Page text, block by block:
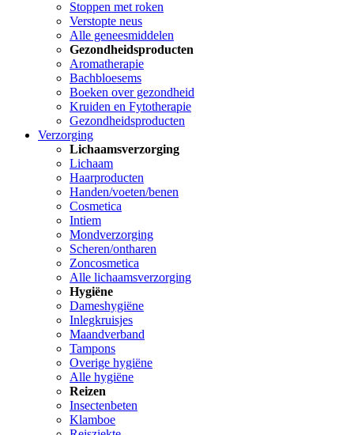
Stoppen met roken
Verstopte neus
Alle geneesmiddelen
Gezondheidsproducten
Aromatherapie
Bachbloesems
Boeken over gezondheid
Kruiden en Fytotherapie
Gezondheidsproducten
Verzorging
Lichaamsverzorging
Lichaam
Haarproducten
Handen/voeten/benen
Cosmetica
Intiem
Mondverzorging
Scheren/ontharen
Zoncosmetica
Alle lichaamsverzorging
Hygiëne
Dameshygiëne
Inlegkruisjes
Maandverband
Tampons
Overige hygiëne
Alle hygiëne
Reizen
Insectenbeten
Klamboe